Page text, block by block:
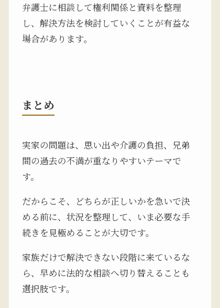
弁護士に相談して権利関係と資料を整理
し、解決方法を検討していくことが有益な
場合があります。
まとめ
実家の問題は、思い出や介護の負担、兄弟
間の過去の不満が重なりやすいテーマで
す。
だからこそ、どちらが正しいかを急いで決
める前に、状況を整理して、いま必要な手
続きを見極めることが大切です。
家族だけで解決できない段階に来ているな
ら、早めに法的な相談へ切り替えることも
選択肢です。